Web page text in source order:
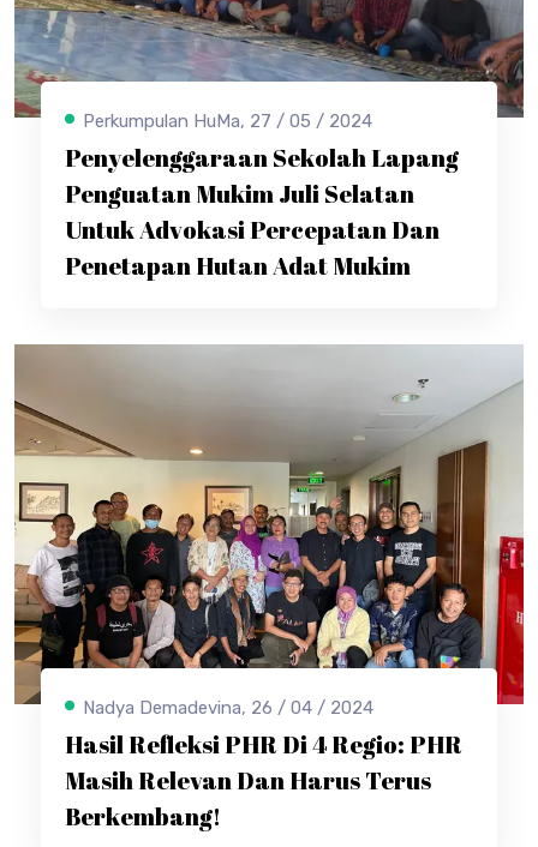
Perkumpulan HuMa, 27 / 05 / 2024
Penyelenggaraan Sekolah Lapang
Penguatan Mukim Juli Selatan
Untuk Advokasi Percepatan Dan
Penetapan Hutan Adat Mukim
Nadya Demadevina, 26 / 04 / 2024
Hasil Refleksi PHR Di 4 Regio: PHR
Masih Relevan Dan Harus Terus
Berkembang!